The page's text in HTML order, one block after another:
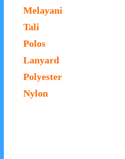
Melayani
Tali
Polos
Lanyard
Polyester
Nylon